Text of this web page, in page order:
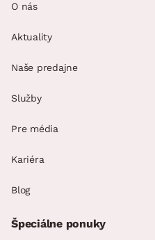
O nás
Aktuality
Naše predajne
Služby
Pre média
Kariéra
Blog
Špeciálne ponuky